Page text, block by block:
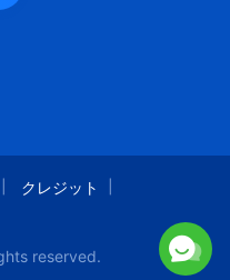
クレジット
reserved.